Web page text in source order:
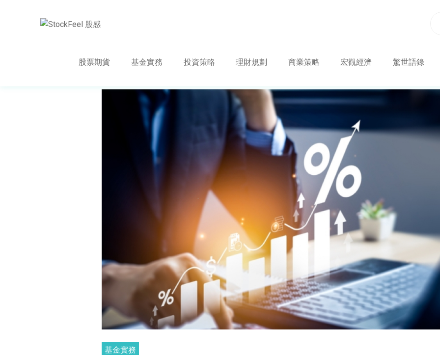
股票期貨 基金實務 投資策略 理財規劃 商業策略 宏觀經濟 驚世語錄
基金實務